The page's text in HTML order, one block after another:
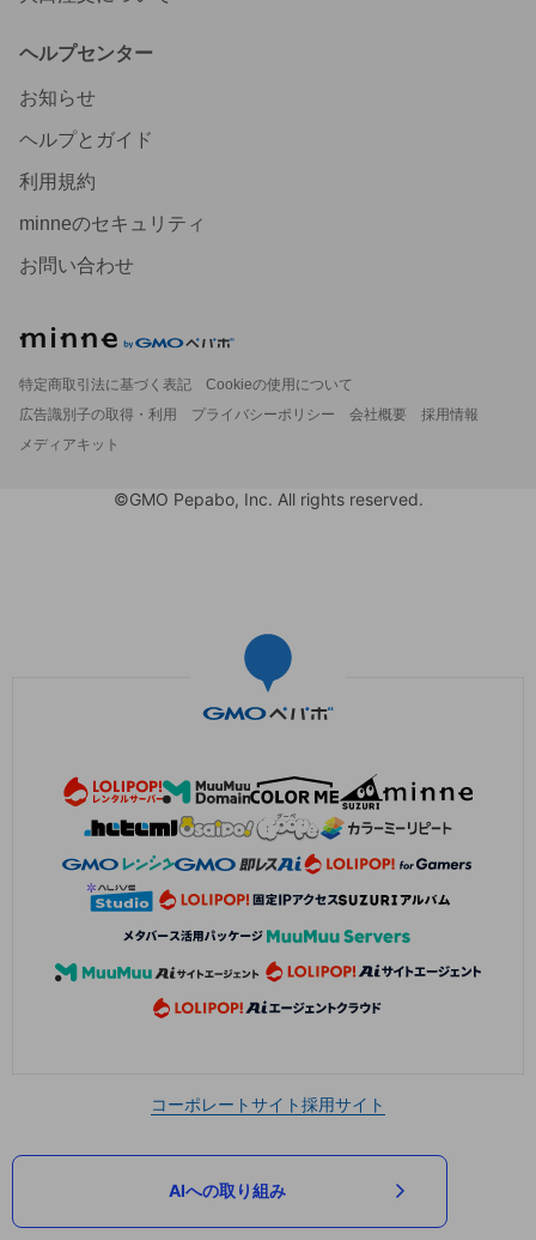
ヘルプセンター
お知らせ
ヘルプとガイド
利用規約
minneのセキュリティ
お問い合わせ
特定商取引法に基づく表記
Cookieの使用について
広告識別子の取得・利用
プライバシーポリシー 会社概要
採用情報
メディアキット
©GMO Pepabo, Inc. All rights reserved.
コーポレートサイト採用サイト
AIへの取り組み